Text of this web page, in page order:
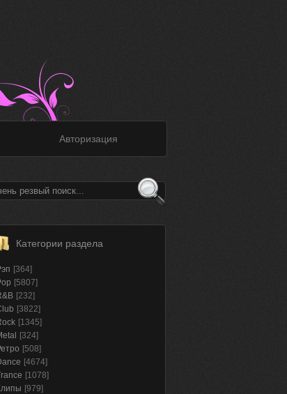
Авторизация
Категории раздела
[364]
[5807]
[232]
[3822]
[1345]
[324]
[508]
[4674]
[1078]
[979]